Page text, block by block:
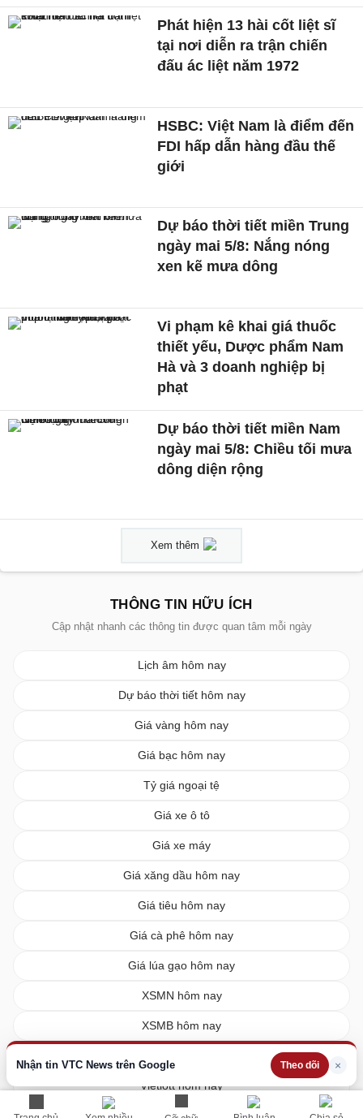
Nhận tin VTC News trên Google Theo dõi ×
Phát hiện 13 hài cốt liệt sĩ
tại nơi diễn ra trận chiến
đấu ác liệt năm 1972
HSBC: Việt Nam là điểm đến
FDI hấp dẫn hàng đầu thế
giới
Dự báo thời tiết miền Trung
ngày mai 5/8: Nắng nóng
xen kẽ mưa dông
Vi phạm kê khai giá thuốc
thiết yếu, Dược phẩm Nam
Hà và 3 doanh nghiệp bị
phạt
Dự báo thời tiết miền Nam
ngày mai 5/8: Chiều tối mưa
dông diện rộng
Xem thêm
THÔNG TIN HỮU ÍCH
Cập nhật nhanh các thông tin được quan tâm mỗi ngày
Lịch âm hôm nay
Dự báo thời tiết hôm nay
Giá vàng hôm nay
Giá bạc hôm nay
Tỷ giá ngoại tệ
Giá xe ô tô
Giá xe máy
Giá xăng dầu hôm nay
Giá tiêu hôm nay
Giá cà phê hôm nay
Giá lúa gạo hôm nay
XSMN hôm nay
XSMB hôm nay
Vietlott hôm nay